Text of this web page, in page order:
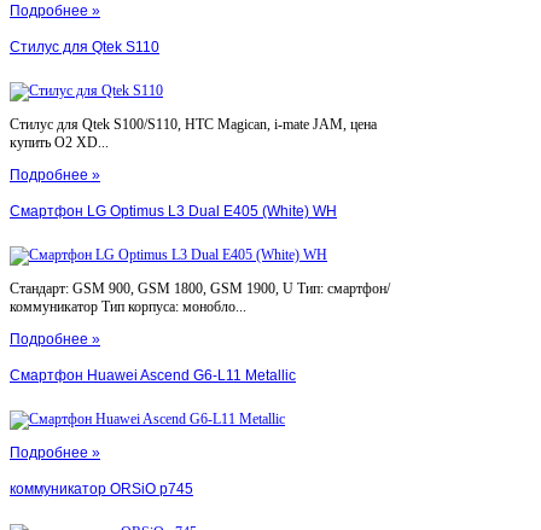
Подробнее »
Стилус для Qtek S110
Стилус для Qtek S100/S110, HTC Magican, i-mate JAM, цена
купить O2 XD...
Подробнее »
Смартфон LG Optimus L3 Dual E405 (White) WH
Стандарт: GSM 900, GSM 1800, GSM 1900, U Тип: смартфон/
коммуникатор Тип корпуса: монобло...
Подробнее »
Смартфон Huawei Ascend G6-L11 Metallic
Подробнее »
коммуникатор ORSiO p745